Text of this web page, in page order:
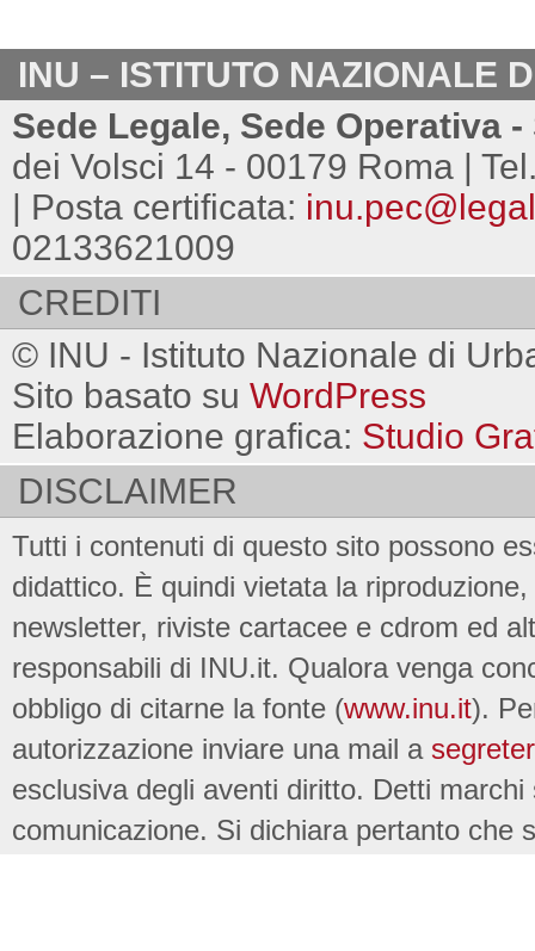
INU – ISTITUTO NAZIONALE
Sede Legale, Sede Operativa
dei Volsci 14 - 00179 Roma |
| Posta certificata:
02133621009
CREDITI
© INU - Istituto Nazionale di
Sito basato su WordPress
Elaborazione grafica: Studio
DISCLAIMER
Tutti i contenuti di questo sito possono
didattico. È quindi vietata la
newsletter, riviste cartacee e cdrom ed
responsabili di INU.it. Qualora venga
obbligo di citarne la fonte (www.inu.it).
autorizzazione inviare una mail a
esclusiva degli aventi diritto. Detti
comunicazione. Si dichiara pertanto che